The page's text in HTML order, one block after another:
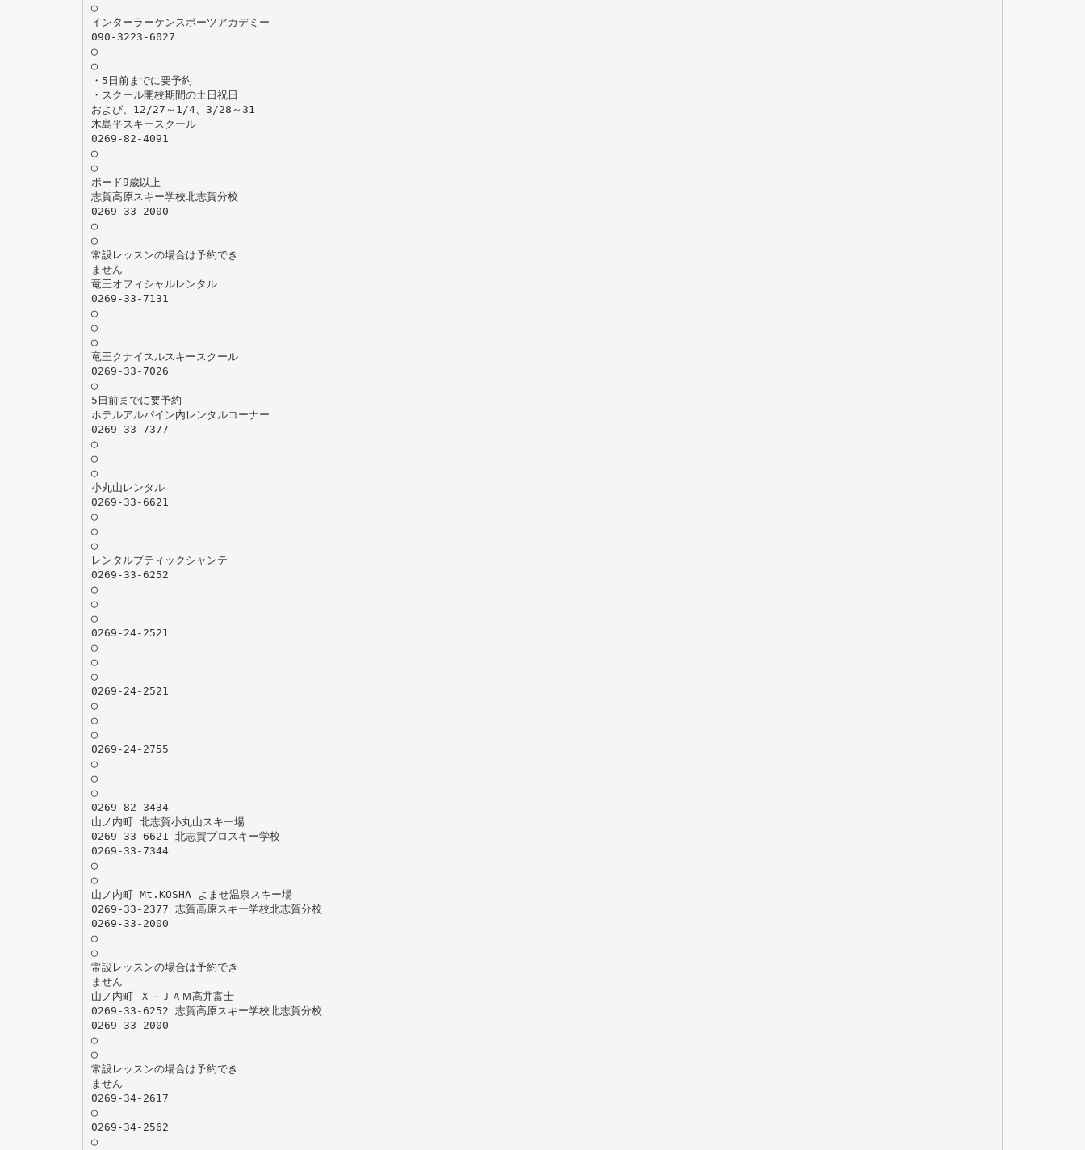
◯
インターラーケンスポーツアカデミー
090-3223-6027
◯
◯
・5日前までに要予約
・スクール開校期間の土日祝日
および、12/27～1/4、3/28～31
木島平スキースクール
0269-82-4091
◯
◯
ボード9歳以上
志賀高原スキー学校北志賀分校
0269-33-2000
◯
◯
常設レッスンの場合は予約でき
ません
竜王オフィシャルレンタル
0269-33-7131
◯
◯
◯
竜王クナイスルスキースクール
0269-33-7026
◯
5日前までに要予約
ホテルアルパイン内レンタルコーナー
0269-33-7377
◯
◯
◯
小丸山レンタル
0269-33-6621
◯
◯
◯
レンタルブティックシャンテ
0269-33-6252
◯
◯
◯
0269-24-2521
◯
◯
◯
0269-24-2521
◯
◯
◯
0269-24-2755
◯
◯
◯
0269-82-3434
山ノ内町 北志賀小丸山スキー場
0269-33-6621 北志賀プロスキー学校
0269-33-7344
◯
◯
山ノ内町 Mt.KOSHA よませ温泉スキー場
0269-33-2377 志賀高原スキー学校北志賀分校
0269-33-2000
◯
◯
常設レッスンの場合は予約でき
ません
山ノ内町 Ｘ－ＪＡＭ高井富士
0269-33-6252 志賀高原スキー学校北志賀分校
0269-33-2000
◯
◯
常設レッスンの場合は予約でき
ません
0269-34-2617
◯
0269-34-2562
◯